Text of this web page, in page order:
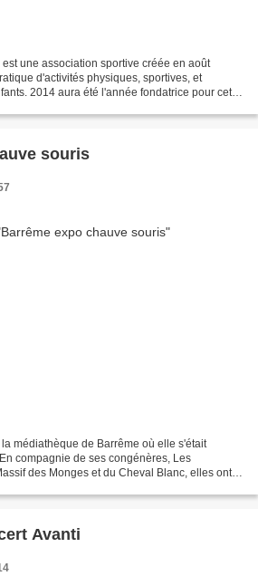
une association sportive créée en août
d'activités physiques, sportives, et
2014 aura été l'année fondatrice pour cette
souris
médiathèque de Barrême où elle s'était
compagnie de ses congénères, Les
des Monges et du Cheval Blanc, elles ont
concert Avanti